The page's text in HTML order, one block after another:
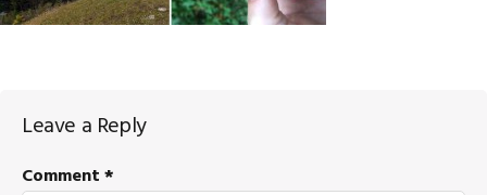
Reader
Interactions
Leave a Reply
Comment*